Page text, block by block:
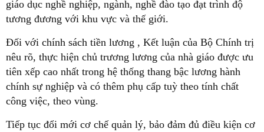
giáo dục nghề nghiệp, ngành, nghề đào tạo đạt trình độ
tương đương với khu vực và thế giới.
Đối với chính sách tiền lương , Kết luận của Bộ Chính trị
nêu rõ, thực hiện chủ trương lương của nhà giáo được ưu
tiên xếp cao nhất trong hệ thống thang bậc lương hành
chính sự nghiệp và có thêm phụ cấp tuỳ theo tính chất
công việc, theo vùng.
Tiếp tục đổi mới cơ chế quản lý, bảo đảm đủ điều kiện cơ